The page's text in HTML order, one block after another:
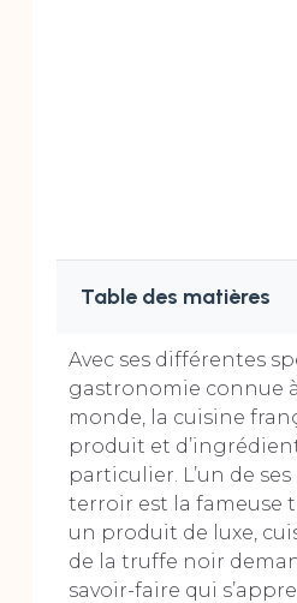
Table des matières
Avec ses différentes
gastronomie connue
monde, la cuisine
produit et
particulier. L’un de
terroir est la fameuse
un produit de luxe,
de la truffe noir
savoir-faire qui